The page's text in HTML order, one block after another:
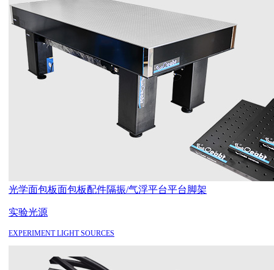
光学面包板面包板配件隔振/气浮平台平台脚架
实验光源
EXPERIMENT LIGHT SOURCES